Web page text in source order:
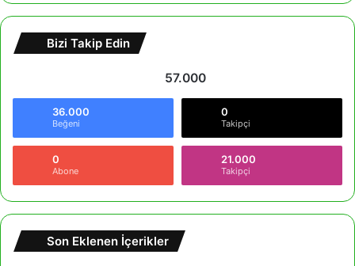
Bizi Takip Edin
57.000
36.000
Beğeni
0
Takipçi
0
Abone
21.000
Takipçi
Son Eklenen İçerikler